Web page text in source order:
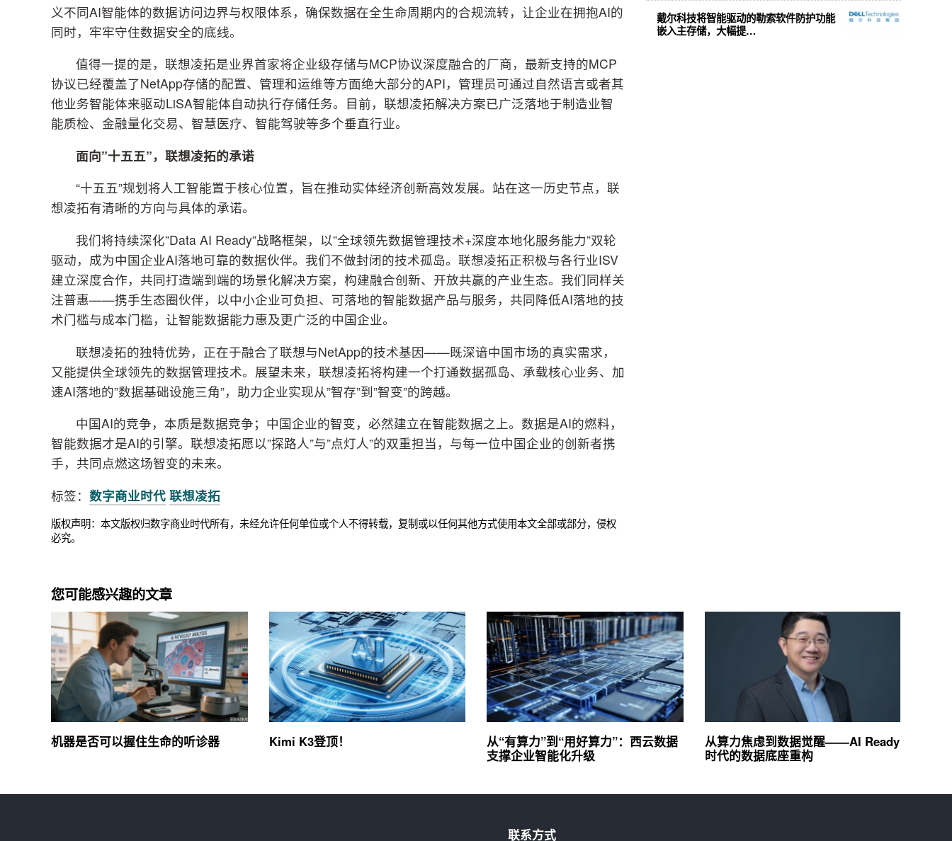
义不同AI智能体的数据访问边界与权限体系，确保数据在全生命周期内的合规流转，让企业在拥抱AI的
同时，牢牢守住数据安全的底线。
值得一提的是，联想凌拓是业界首家将企业级存储与MCP协议深度融合的厂商，最新支持的MCP
协议已经覆盖了NetApp存储的配置、管理和运维等方面绝大部分的API，管理员可通过自然语言或者其
他业务智能体来驱动LiSA智能体自动执行存储任务。目前，联想凌拓解决方案已广泛落地于制造业智
能质检、金融量化交易、智慧医疗、智能驾驶等多个垂直行业。
面向”十五五”，联想凌拓的承诺
“十五五”规划将人工智能置于核心位置，旨在推动实体经济创新高效发展。站在这一历史节点，联
想凌拓有清晰的方向与具体的承诺。
我们将持续深化”Data AI Ready”战略框架，以”全球领先数据管理技术+深度本地化服务能力”双轮
驱动，成为中国企业AI落地可靠的数据伙伴。我们不做封闭的技术孤岛。联想凌拓正积极与各行业ISV
建立深度合作，共同打造端到端的场景化解决方案，构建融合创新、开放共赢的产业生态。我们同样关
注普惠——携手生态圈伙伴，以中小企业可负担、可落地的智能数据产品与服务，共同降低AI落地的技
术门槛与成本门槛，让智能数据能力惠及更广泛的中国企业。
联想凌拓的独特优势，正在于融合了联想与NetApp的技术基因——既深谙中国市场的真实需求，
又能提供全球领先的数据管理技术。展望未来，联想凌拓将构建一个打通数据孤岛、承载核心业务、加
速AI落地的”数据基础设施三角”，助力企业实现从”智存”到”智变”的跨越。
中国AI的竞争，本质是数据竞争；中国企业的智变，必然建立在智能数据之上。数据是AI的燃料，
智能数据才是AI的引擎。联想凌拓愿以”探路人”与”点灯人”的双重担当，与每一位中国企业的创新者携
手，共同点燃这场智变的未来。
标签： 数字商业时代 联想凌拓
版权声明：本文版权归数字商业时代所有，未经允许任何单位或个人不得转载，复制或以任何其他方式使用本文全部或部分，侵权
必究。
戴尔科技将智能驱动的勒索软件防护功能
嵌入主存储，大幅提…
您可能感兴趣的文章
机器是否可以握住生命的听诊器 Kimi K3登顶！
从“有算力”到“用好算力”：西云数据
支撑企业智能化升级
从算力焦虑到数据觉醒——AI Ready
时代的数据底座重构
联系方式